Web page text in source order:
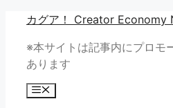
カグア！ Creator Economy
※本サイトは記事内にプロモ
あります
メ